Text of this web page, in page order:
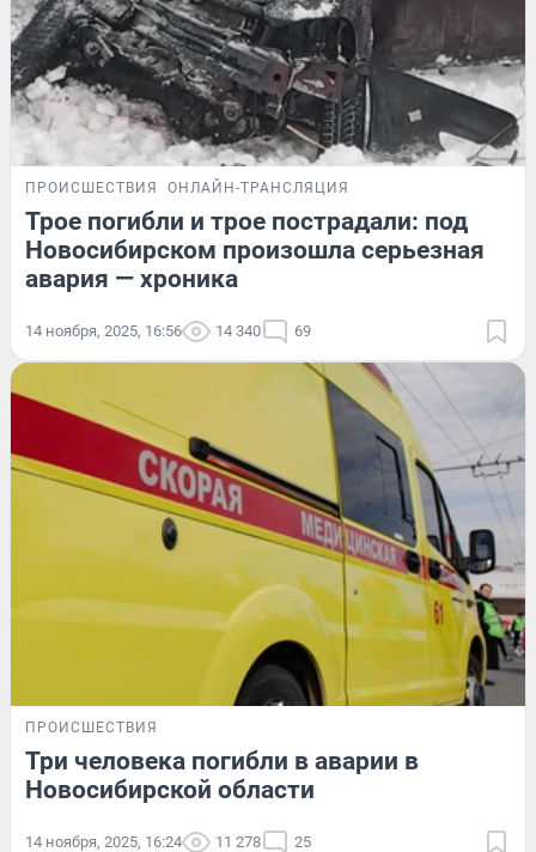
ПРОИСШЕСТВИЯ ОНЛАЙН-ТРАНСЛЯЦИЯ
Трое погибли и трое пострадали: под
Новосибирском произошла серьезная
авария — хроника
14 ноября, 2025, 16:56 14 340 69
ПРОИСШЕСТВИЯ
Три человека погибли в аварии в
Новосибирской области
14 ноября, 2025, 16:24 11 278 25